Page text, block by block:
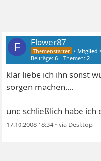
F Flower87
• Mitglied
Beiträge:6 Themen:2
klar liebe ich ihn sonst
sorgen machen....
und schließlich habe ich
17.10.2008 18:34•